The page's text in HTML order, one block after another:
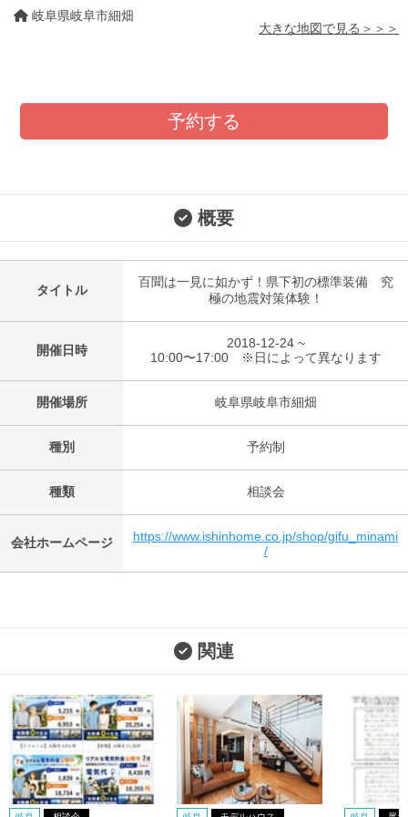
岐阜県岐阜市細畑
大きな地図で見る＞＞＞
予約する
概要
タイトル
百聞は一見に如かず！県下初の標準装備 究
極の地震対策体験！
開催日時
2018-12-24 ~
10:00〜17:00 ※日によって異なります
開催場所 岐阜県岐阜市細畑
種別 予約制
種類 相談会
会社ホームページ
https://www.ishinhome.co.jp/shop/gifu_minami
/
関連